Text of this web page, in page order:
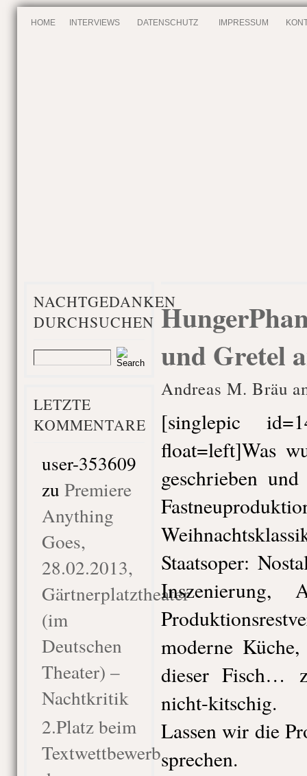
HOME INTERVIEWS DATENSCHUTZ IMPRESSUM
NACHTGEDANKEN
DURCHSUCHEN
LETZTE
KOMMENTARE
user-353609
zu Premiere
Anything
Goes,
28.02.2013,
Gärtnerplatztheater
(im
Deutschen
Theater) –
Nachtkritik
2.Platz beim
Textwettbewerb
und Gretel
Andreas M. Bräu
[singlepic
float=left]Was
geschrieben
Staatsoper:
Inszenierung,
moderne
dieser Fisch…
nicht-kitschig.
Lassen wir die
sprechen.